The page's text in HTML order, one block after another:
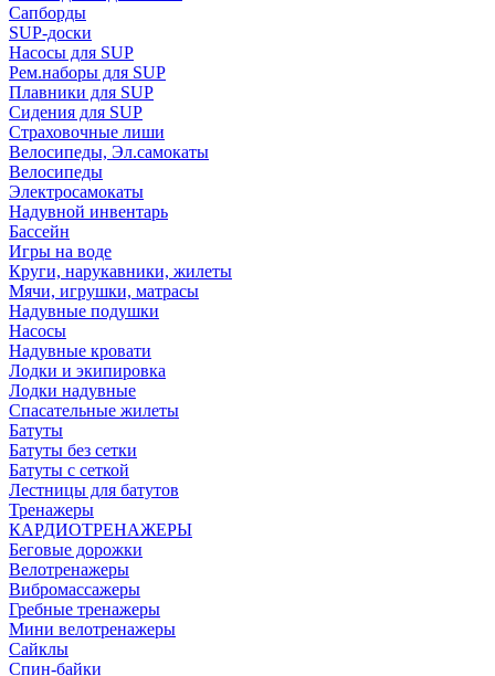
Сапборды
SUP-доски
Насосы для SUP
Рем.наборы для SUP
Плавники для SUP
Сидения для SUP
Страховочные лиши
Велосипеды, Эл.самокаты
Велосипеды
Электросамокаты
Надувной инвентарь
Бассейн
Игры на воде
Круги, нарукавники, жилеты
Мячи, игрушки, матрасы
Надувные подушки
Насосы
Надувные кровати
Лодки и экипировка
Лодки надувные
Спасательные жилеты
Батуты
Батуты без сетки
Батуты с сеткой
Лестницы для батутов
Тренажеры
КАРДИОТРЕНАЖЕРЫ
Беговые дорожки
Велотренажеры
Вибромассажеры
Гребные тренажеры
Мини велотренажеры
Сайклы
Спин-байки